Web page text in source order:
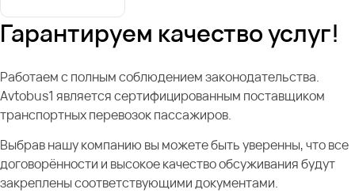
Гарантируем качество услуг!
Работаем с полным соблюдением законодательства.
Avtobus1 является сертифицированным поставщиком
транспортных перевозок пассажиров.
Выбрав нашу компанию вы можете быть уверенны, что все
договорённости и высокое качество обсуживания будут
закреплены соответствующими документами.